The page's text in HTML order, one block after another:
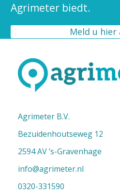
Agrimeter biedt.
Meld u hier
Agrimeter B.V.
Bezuidenhoutseweg 12
2594 AV ’s-Gravenhage
info@agrimeter.nl
0320-331590